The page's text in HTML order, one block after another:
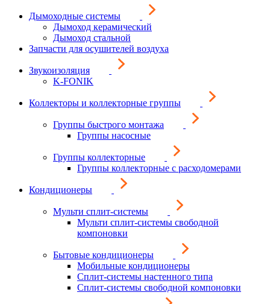
Дымоходные системы
Дымоход керамический
Дымоход стальной
Запчасти для осушителей воздуха
Звукоизоляция
K-FONIK
Коллекторы и коллекторные группы
Группы быстрого монтажа
Группы насосные
Группы коллекторные
Группы коллекторные с расходомерами
Кондиционеры
Мульти сплит-системы
Мульти сплит-системы свободной
компоновки
Бытовые кондиционеры
Мобильные кондиционеры
Сплит-системы настенного типа
Сплит-системы свободной компоновки